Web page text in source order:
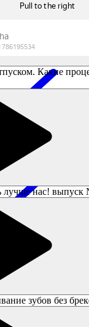
Какие
лучше нас! выпуск
зубов без